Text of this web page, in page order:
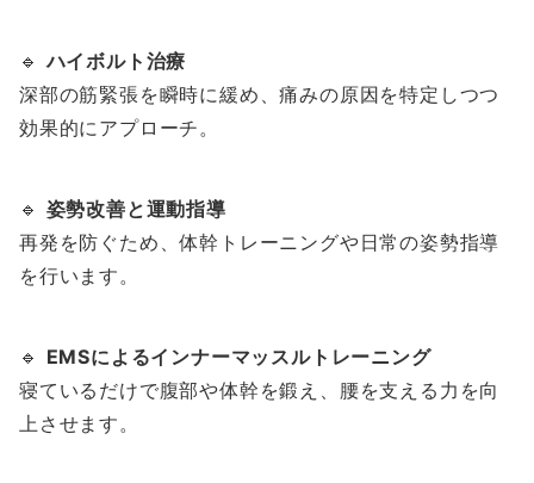
🔹ハイボルト治療
深部の筋緊張を瞬時に緩め、痛みの原因を特定しつつ
効果的にアプローチ。
🔹 姿勢改善と運動指導
再発を防ぐため、体幹トレーニングや日常の姿勢指導
を行います。
🔹 EMSによるインナーマッスルトレーニング
寝ているだけで腹部や体幹を鍛え、腰を支える力を向
上させます。